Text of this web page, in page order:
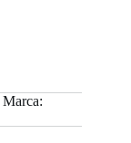
Marca: